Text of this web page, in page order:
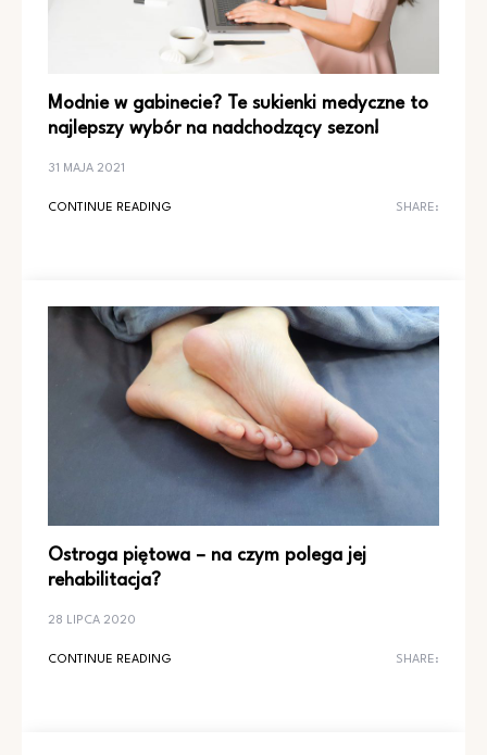
Modnie w gabinecie? Te sukienki medyczne to
najlepszy wybór na nadchodzący sezon!
31 MAJA 2021
CONTINUE READING SHARE:
Ostroga piętowa – na czym polega jej
rehabilitacja?
28 LIPCA 2020
CONTINUE READING SHARE: